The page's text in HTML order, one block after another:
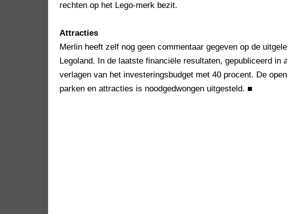
rechten op het Lego-merk bezit.
Attracties
Merlin heeft zelf nog geen commentaar gegeven op de
Legoland. In de laatste financiële resultaten, gepubliceerd in
verlagen van het investeringsbudget met 40 procent. De
parken en attracties is noodgedwongen uitgesteld. ■